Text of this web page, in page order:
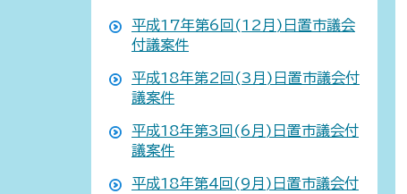
平成17年第6回(12月)日置市議会
付議案件
平成18年第2回(3月)日置市議会付
議案件
平成18年第3回(6月)日置市議会付
議案件
平成18年第4回(9月)日置市議会付